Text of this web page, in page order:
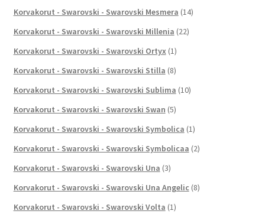
Korvakorut - Swarovski - Swarovski Mesmera (14)
Korvakorut - Swarovski - Swarovski Millenia (22)
Korvakorut - Swarovski - Swarovski Ortyx (1)
Korvakorut - Swarovski - Swarovski Stilla (8)
Korvakorut - Swarovski - Swarovski Sublima (10)
Korvakorut - Swarovski - Swarovski Swan (5)
Korvakorut - Swarovski - Swarovski Symbolica (1)
Korvakorut - Swarovski - Swarovski Symbolicaa (2)
Korvakorut - Swarovski - Swarovski Una (3)
Korvakorut - Swarovski - Swarovski Una Angelic (8)
Korvakorut - Swarovski - Swarovski Volta (1)